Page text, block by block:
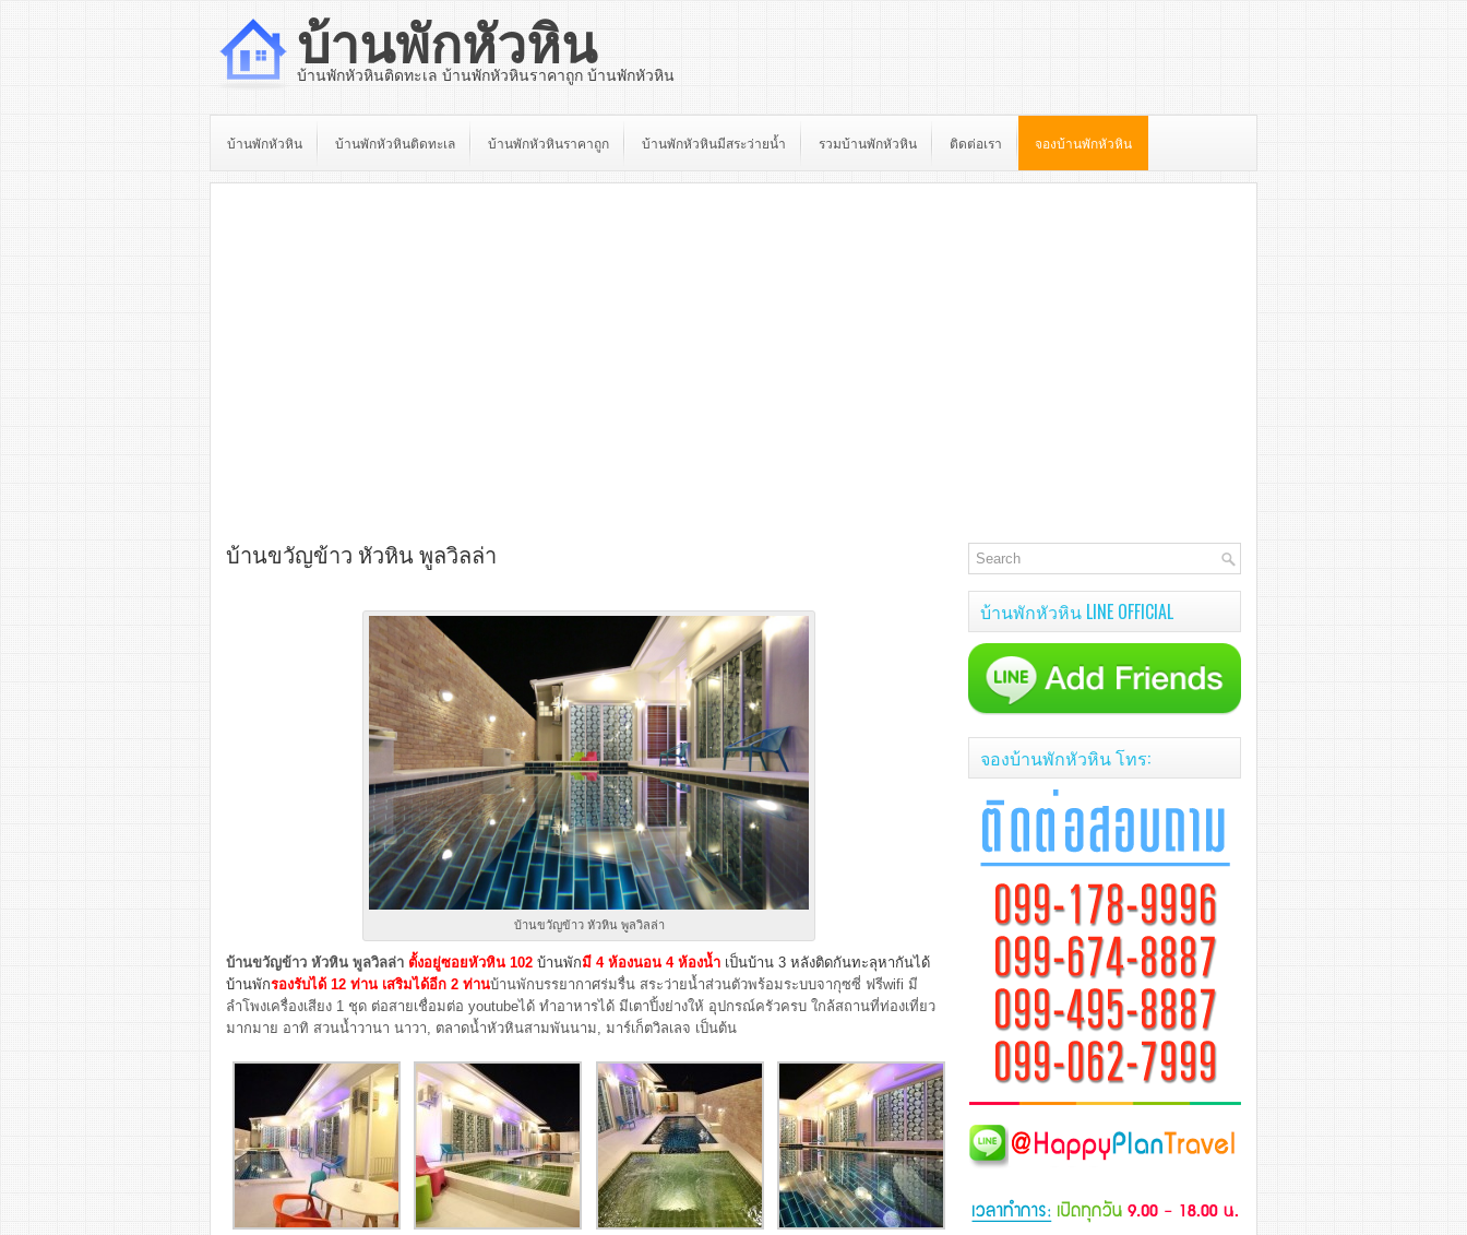
บ้านพักหัวหิน
บ้านพักหัวหินติดทะเล บ้านพักหัวหินราคาถูก บ้านพักหัวหิน
บ้านพักหัวหิน บ้านพักหัวหินติดทะเล บ้านพักหัวหินราคาถูก บ้านพักหัวหินมีสระว่ายน้ำ รวมบ้านพักหัวหิน ติดต่อเรา จองบ้านพักหัวหิน
บ้านขวัญข้าว หัวหิน พูลวิลล่า
บ้านขวัญข้าว หัวหิน พูลวิลล่า
บ้านขวัญข้าว หัวหิน พูลวิลล่า ตั้งอยู่ซอยหัวหิน 102 บ้านพักมี 4 ห้องนอน 4 ห้องน้ำ เป็นบ้าน 3 หลังติดกันทะลุหากันได้
บ้านพักรองรับได้ 12 ท่าน เสริมได้อีก 2 ท่านบ้านพักบรรยากาศร่มรื่น สระว่ายน้ำส่วนตัวพร้อมระบบจากุซซี่ ฟรีwifi มี
ลำโพงเครื่องเสียง 1 ชุด ต่อสายเชื่อมต่อ youtubeได้ ทำอาหารได้ มีเตาปิ้งย่างให้ อุปกรณ์ครัวครบ ใกล้สถานที่ท่องเที่ยว
มากมาย อาทิ สวนน้ำวานา นาวา, ตลาดน้ำหัวหินสามพันนาม, มาร์เก็ตวิลเลจ เป็นต้น
บ้านพักหัวหิน LINE OFFICIAL
จองบ้านพักหัวหิน โทร: